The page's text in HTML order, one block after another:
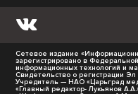
Сетевое издание
зарегистрировано в
информационных технологий и
Свидетельство о регистрации
Учредитель — НАО «Царьград
«Главный редактор- Лукьянов